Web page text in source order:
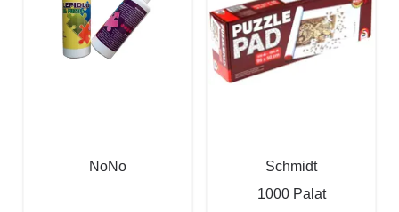
NoNo
Schmidt
1000 Palat